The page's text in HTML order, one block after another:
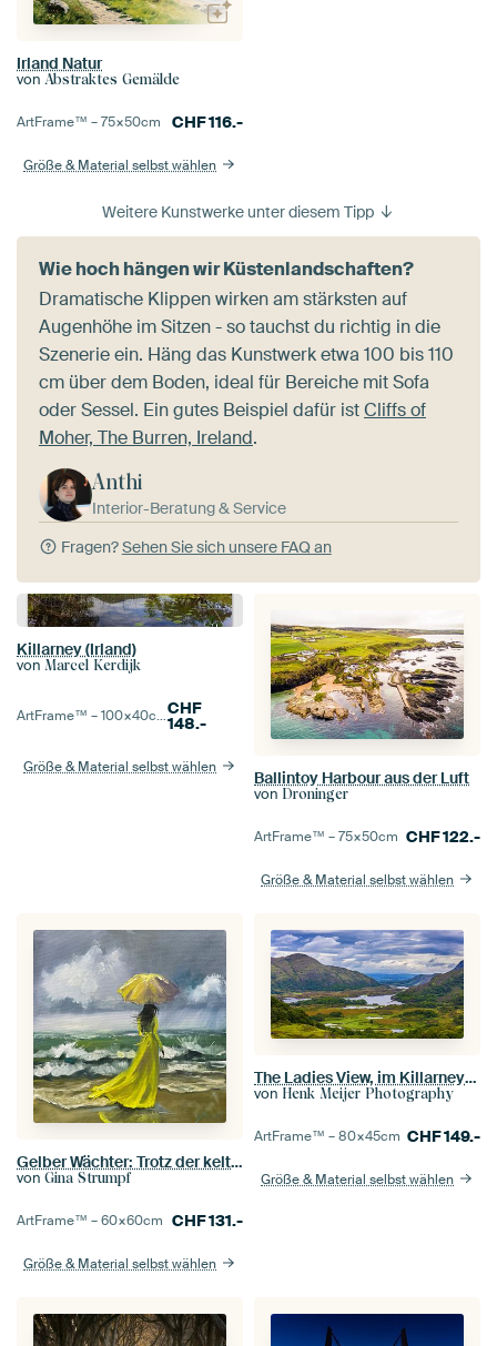
Irland Natur
von Abstraktes Gemälde
ArtFrame™ –75×50cm CHF116.-
Größe & Material selbst wählen
Weitere Kunstwerke unter diesem Tipp
Wie hoch hängen wir Küstenlandschaften?
Dramatische Klippen wirken am stärksten auf
Augenhöhe im Sitzen - so tauchst du richtig in die
Szenerie ein. Häng das Kunstwerk etwa 100 bis 110
cm über dem Boden, ideal für Bereiche mit Sofa
oder Sessel. Ein gutes Beispiel dafür istCliffs of
Moher, The Burren, Ireland.
Anthi
Interior-Beratung & Service
Fragen?Sehen Sie sich unsere FAQ an
Killarney (Irland)
von Marcel Kerdijk
ArtFrame™ –100×40cm CHF
148.-
Größe & Material selbst wählen
Ballintoy Harbour aus der Luft
von Droninger
ArtFrame™ –75×50cm CHF122.-
Größe & Material selbst wählen
Gelber Wächter: Trotz der keltischen Sande
von Gina Strumpf
ArtFrame™ –60×60cm CHF131.-
Größe & Material selbst wählen
The Ladies View, im Killarney-Nationalpark, Irland
von Henk Meijer Photography
ArtFrame™ –80×45cm CHF149.-
Größe & Material selbst wählen